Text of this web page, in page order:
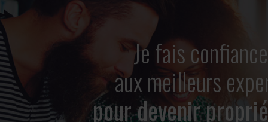
Je fais confiance
aux meilleurs
pour devenir